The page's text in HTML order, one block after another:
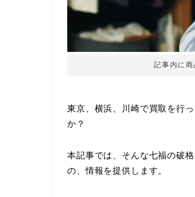
記事内に
東京、横浜、川崎で買取を行
か？
本記事では、そんな七福の破
の、情報を提供します。